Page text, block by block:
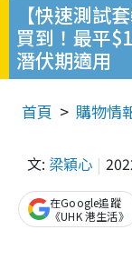
【快速測試
買到！最平
潛伏期適用
首頁 購物情
文: 梁穎心
在Google追蹤
《UHK 港生活》